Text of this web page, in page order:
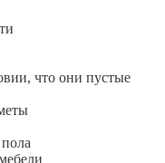
что они пустые